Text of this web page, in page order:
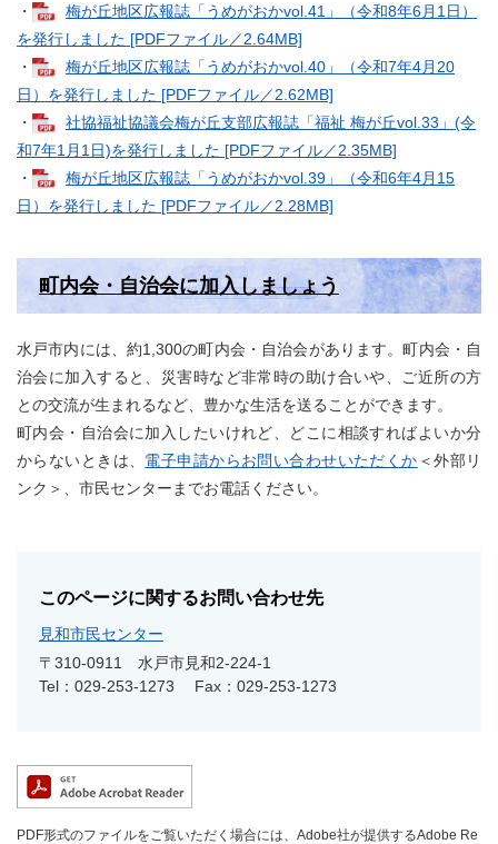
・
梅が丘地区広報誌「うめがおかvol.41」（令和8年6月1日）
を発行しました [PDFファイル／2.64MB]
・
梅が丘地区広報誌「うめがおかvol.40」（令和7年4月20
日）を発行しました [PDFファイル／2.62MB]
・
社協福祉協議会梅が丘支部広報誌「福祉 梅が丘vol.33」(令
和7年1月1日)を発行しました [PDFファイル／2.35MB]
・
梅が丘地区広報誌「うめがおかvol.39」（令和6年4月15
日）を発行しました [PDFファイル／2.28MB]
町内会・自治会に加入しましょう
水戸市内には、約1,300の町内会・自治会があります。町内会・自
治会に加入すると、災害時など非常時の助け合いや、ご近所の方
との交流が生まれるなど、豊かな生活を送ることができます。
町内会・自治会に加入したいけれど、どこに相談すればよいか分
からないときは、 電子申請からお問い合わせいただくか ＜外部リ
ンク＞
、市民センターまでお電話ください。
このページに関するお問い合わせ先
見和市民センター
〒310-0911
水戸市見和2-224-1
Tel：029-253-1273
Fax：029-253-1273
PDF形式のファイルをご覧いただく場合には、Adobe社が提供するAdobe Re